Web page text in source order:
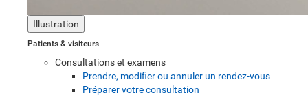
Illustration
Patients & visiteurs
Consultations et examens
Prendre, modifier ou annuler un rendez-vous
Préparer votre consultation